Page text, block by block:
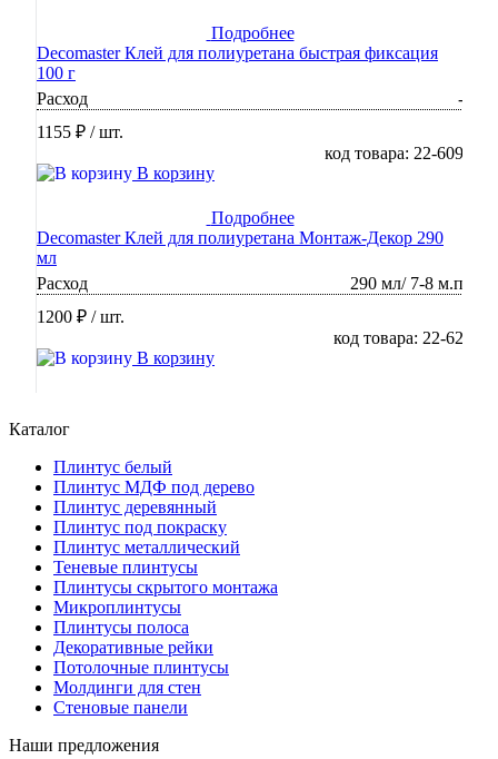
Подробнее
Decomaster Клей для полиуретана быстрая фиксация
100 г
Расход
-
1155 ₽ / шт.
код товара: 22-609
В корзину
Подробнее
Decomaster Клей для полиуретана Монтаж-Декор 290
мл
Расход
290 мл/ 7-8 м.п
1200 ₽ / шт.
код товара: 22-62
В корзину
Каталог
Плинтус белый
Плинтус МДФ под дерево
Плинтус деревянный
Плинтус под покраску
Плинтус металлический
Теневые плинтусы
Плинтусы скрытого монтажа
Микроплинтусы
Плинтусы полоса
Декоративные рейки
Потолочные плинтусы
Молдинги для стен
Стеновые панели
Наши предложения